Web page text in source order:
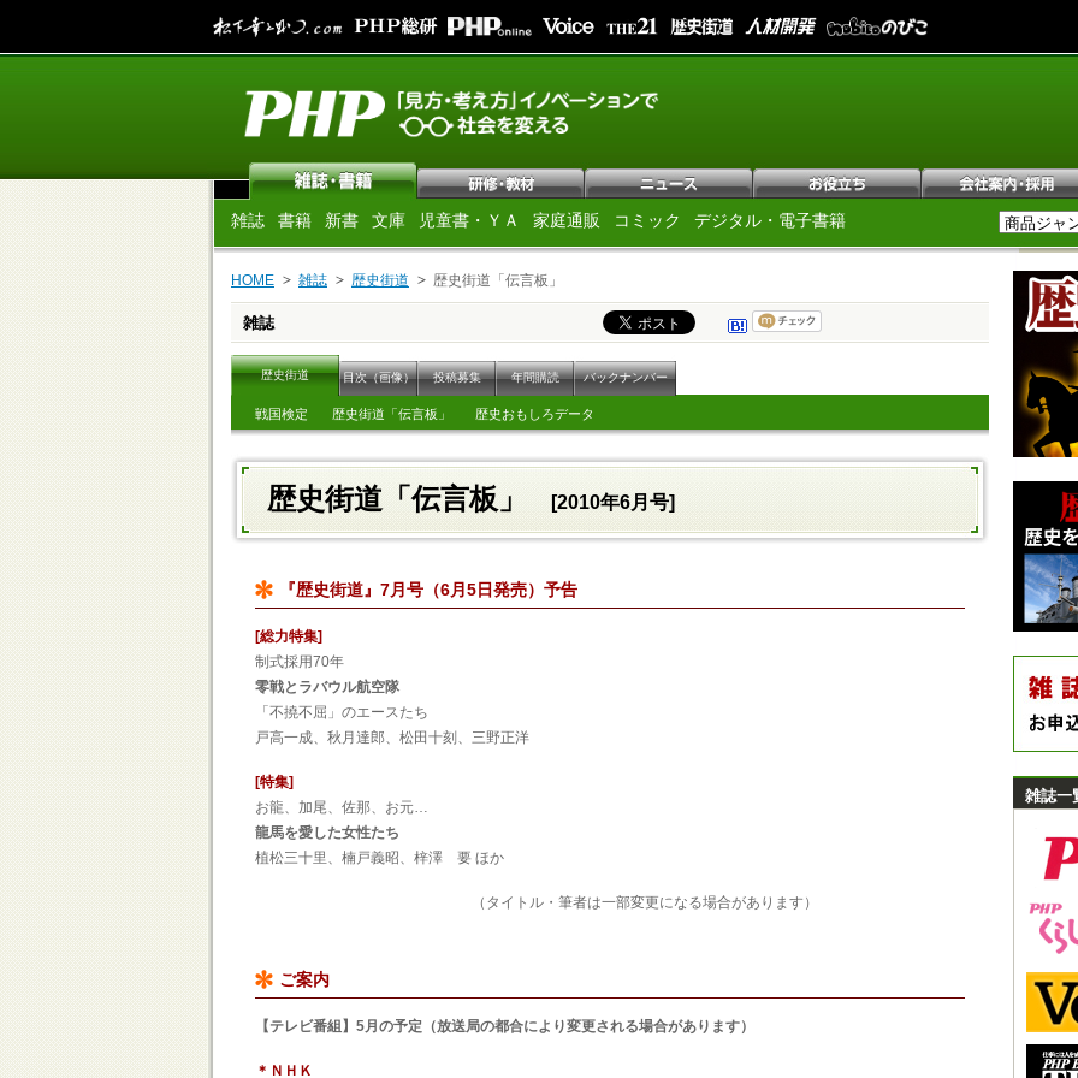
雑誌 書籍 新書 文庫 児童書・ＹＡ 家庭通販 コミック デジタル・電子書籍
HOME 雑誌 歴史街道 歴史街道「伝言板」
雑誌
歴史街道 目次（画像） 投稿募集 年間購読 バックナンバー
戦国検定 歴史街道「伝言板」 歴史おもしろデータ
歴史街道「伝言板」 [2010年6月号]
『歴史街道』7月号（6月5日発売）予告
[総力特集]
制式採用70年
零戦とラバウル航空隊
「不撓不屈」のエースたち
戸高一成、秋月達郎、松田十刻、三野正洋
[特集]
お龍、加尾、佐那、お元…
龍馬を愛した女性たち
植松三十里、楠戸義昭、梓澤 要 ほか
（タイトル・筆者は一部変更になる場合があります）
ご案内
【テレビ番組】5月の予定（放送局の都合により変更される場合があります）
＊ＮＨＫ
雑誌一